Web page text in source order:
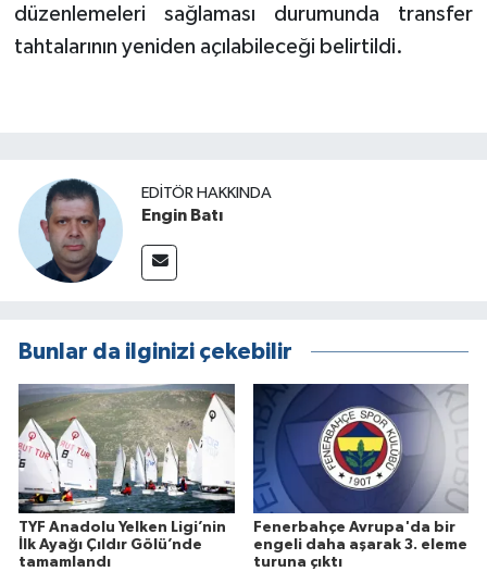
düzenlemeleri sağlaması durumunda transfer
tahtalarının yeniden açılabileceği belirtildi.
EDITÖR HAKKINDA
Engin Batı
Bunlar da ilginizi çekebilir
TYF Anadolu Yelken Ligi’nin
İlk Ayağı Çıldır Gölü’nde
tamamlandı
Fenerbahçe Avrupa'da bir
engeli daha aşarak 3. eleme
turuna çıktı